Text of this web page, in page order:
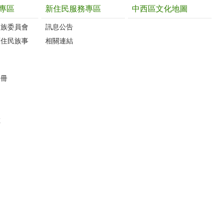
區
委員會
民族事
新住民服務專區
訊息公告
相關連結
中西區文化地圖